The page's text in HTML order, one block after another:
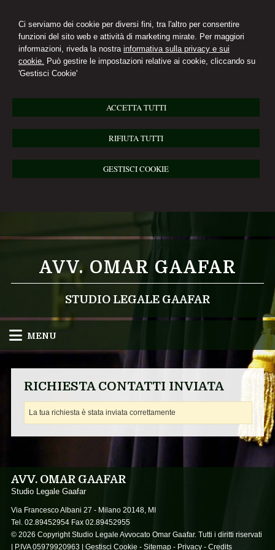
Ci serviamo dei cookie per diversi fini, tra l'altro per consentire
funzioni del sito web e attività di marketing mirate. Per maggiori
informazioni, riveda la nostra informativa sulla privacy e sui
cookie. Può gestire le impostazioni relative ai cookie, cliccando su
'Gestisci Cookie'
ACCETTA TUTTI
RIFIUTA TUTTI
GESTISCI COOKIE
AVV. OMAR GAAFAR
STUDIO LEGALE GAAFAR
MENU
RICHIESTA CONTATTI INVIATA
La tua richiesta è stata inviata correttamente
AVV. OMAR GAAFAR
Studio Legale Gaafar
Via Francesco Albani 27 - Milano 20148, MI
Tel. 02.89452954 Fax 02.89452955
© 2026 Copyright Studio Legale Avvocato Omar Gaafar. Tutti i diritti riservati
| P.IVA 05979920963 | Gestisci Cookie - Sitemap- Privacy- Credits